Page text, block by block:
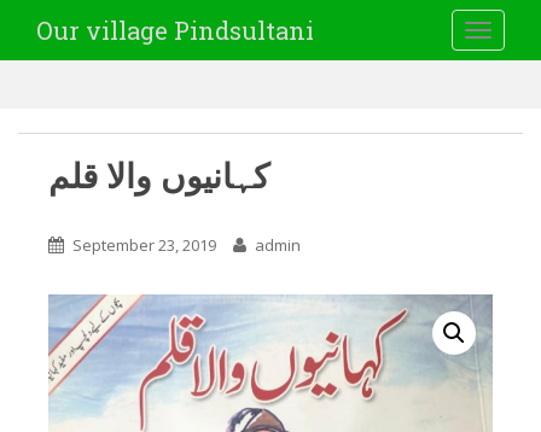
Our village Pindsultani
کہانیوں والا قلم
September 23, 2019 admin